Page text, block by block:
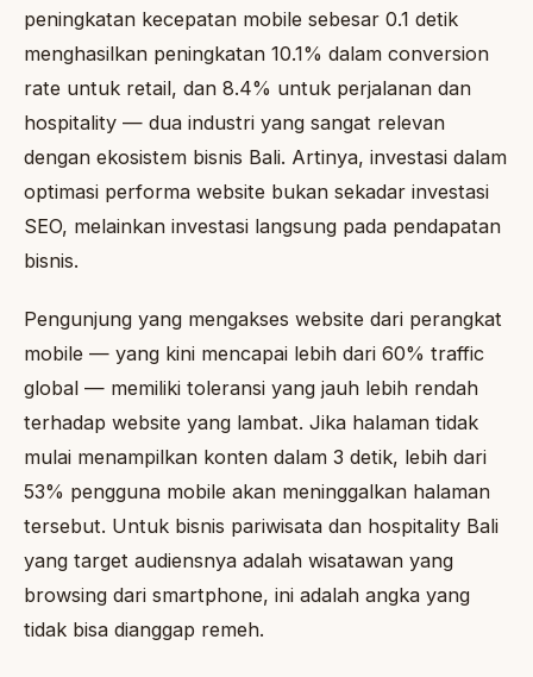
peningkatan kecepatan mobile sebesar 0.1 detik
menghasilkan peningkatan 10.1% dalam conversion
rate untuk retail, dan 8.4% untuk perjalanan dan
hospitality — dua industri yang sangat relevan
dengan ekosistem bisnis Bali. Artinya, investasi dalam
optimasi performa website bukan sekadar investasi
SEO, melainkan investasi langsung pada pendapatan
bisnis.
Pengunjung yang mengakses website dari perangkat
mobile — yang kini mencapai lebih dari 60% traffic
global — memiliki toleransi yang jauh lebih rendah
terhadap website yang lambat. Jika halaman tidak
mulai menampilkan konten dalam 3 detik, lebih dari
53% pengguna mobile akan meninggalkan halaman
tersebut. Untuk bisnis pariwisata dan hospitality Bali
yang target audiensnya adalah wisatawan yang
browsing dari smartphone, ini adalah angka yang
tidak bisa dianggap remeh.